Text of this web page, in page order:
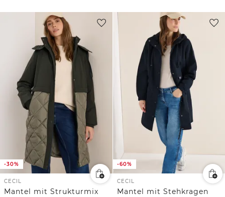
-30%
CECIL
Mantel mit Strukturmix
-60%
CECIL
Mantel mit Stehkragen